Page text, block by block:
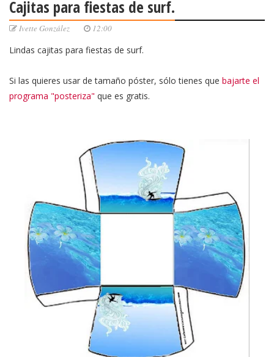
Cajitas para fiestas de surf.
Ivette González 12:00
Lindas cajitas para fiestas de surf.
Si las quieres usar de tamaño póster, sólo tienes que bajarte el
programa "posteriza" que es gratis.